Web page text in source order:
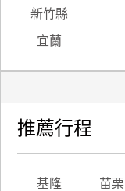
新竹縣
宜蘭
推薦行程
基隆 苗栗